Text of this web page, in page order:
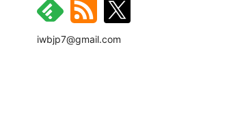
iwbjp7@gmail.com